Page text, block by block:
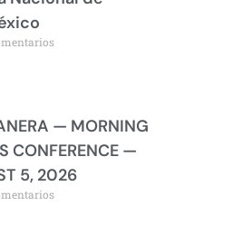
— MORNING
CONFERENCE —
5, 2026